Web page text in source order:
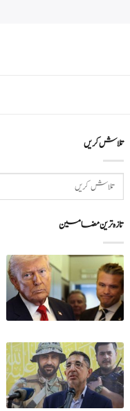
تلاش کریں
تازہ ترین مضامین